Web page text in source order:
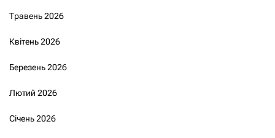
Травень 2026
Квітень 2026
Березень 2026
Лютий 2026
Січень 2026